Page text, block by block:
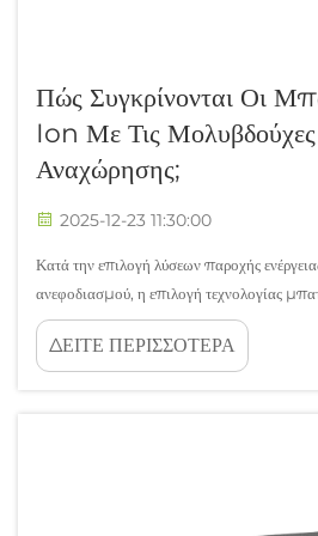
Πώς Συγκρίνονται Οι
Ion Με Τις
Αναχώρησης;
2025-12-23 11:30:00
Κατά την επιλογή λύσεων παροχής
ανεφοδιασμού, η επιλογή τεχνολογίας
σημαντικά την απόδοση, τη διάρκεια ζωής
σύγχρονες απαιτήσεις αποθήκευσης
ΔΕΙΤΕ ΠΕΡΙΣΣΟΤΕΡΑ